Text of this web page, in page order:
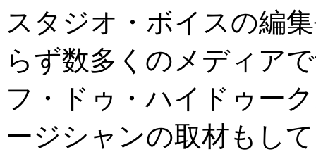
スタジオ・ボイスの編
らず数多くのメディア
フ・ドゥ・ハイドゥー
ージシャンの取材もし